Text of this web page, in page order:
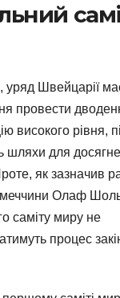
уряд Швейцарії
провести
високого рівня,
шляхи для
як зазначив
Олаф
саміту миру не
процес